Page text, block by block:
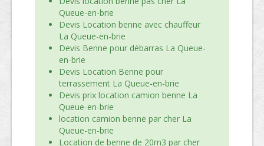
Queue-en-brie
Devis Location benne avec chauffeur
La Queue-en-brie
Devis Benne pour débarras La Queue-
en-brie
Devis Location Benne pour
terrassement La Queue-en-brie
Devis prix location camion benne La
Queue-en-brie
location camion benne par cher La
Queue-en-brie
Location de benne de 20m3 par cher